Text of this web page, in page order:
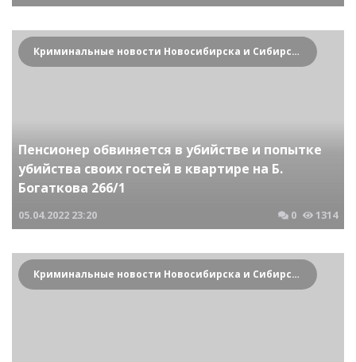
Криминальные новости Новосибирска и Сибирского региона
Пенсионер обвиняется в убийстве и попытке
убийства своих гостей в квартире на Б.
Богаткова 266/1
05.04.2022 23:20 0 1314
Криминальные новости Новосибирска и Сибирского региона